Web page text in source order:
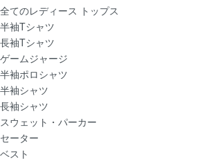
全てのレディース トップス
半袖Tシャツ
長袖Tシャツ
ゲームジャージ
半袖ポロシャツ
半袖シャツ
長袖シャツ
スウェット・パーカー
セーター
ベスト